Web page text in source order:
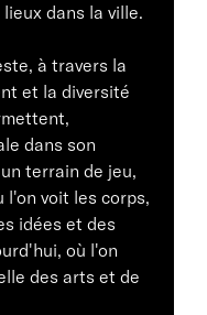
dans la ville.
à travers la
et la diversité
dans son
terrain de jeu,
l'on voit les corps,
idées et des
où l'on
des arts et de